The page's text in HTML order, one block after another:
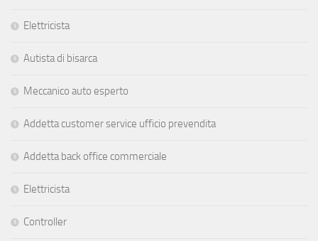
Elettricista
Autista di bisarca
Meccanico auto esperto
Addetta customer service ufficio prevendita
Addetta back office commerciale
Elettricista
Controller